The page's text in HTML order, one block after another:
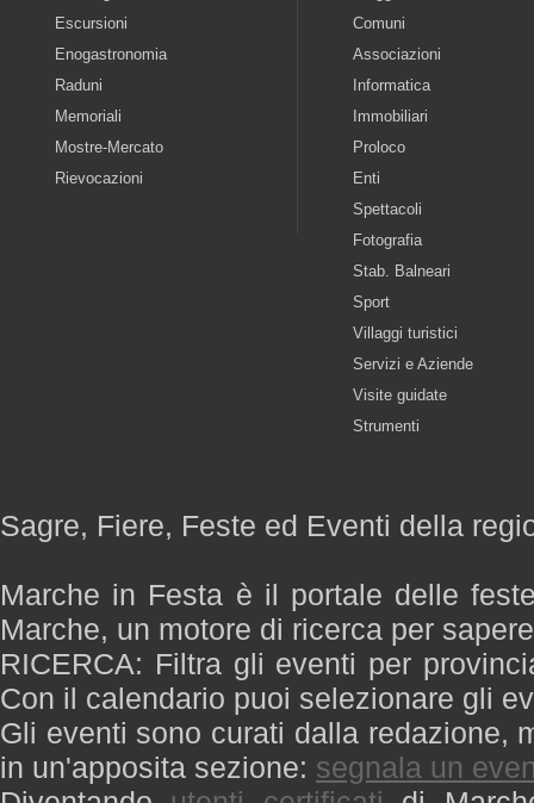
Escursioni
Enogastronomia
Raduni
Memoriali
Mostre-Mercato
Rievocazioni
Comuni
Associazioni
Informatica
Immobiliari
Proloco
Enti
Spettacoli
Fotografia
Stab. Balneari
Sport
Villaggi turistici
Servizi e Aziende
Visite guidate
Strumenti
Sagre, Fiere, Feste ed Eventi della
Marche in Festa è il portale delle
Marche, un motore di ricerca per
RICERCA: Filtra gli eventi per
Con il calendario puoi selezionare gli
Gli eventi sono curati dalla redazione,
in un'apposita sezione: segnala un